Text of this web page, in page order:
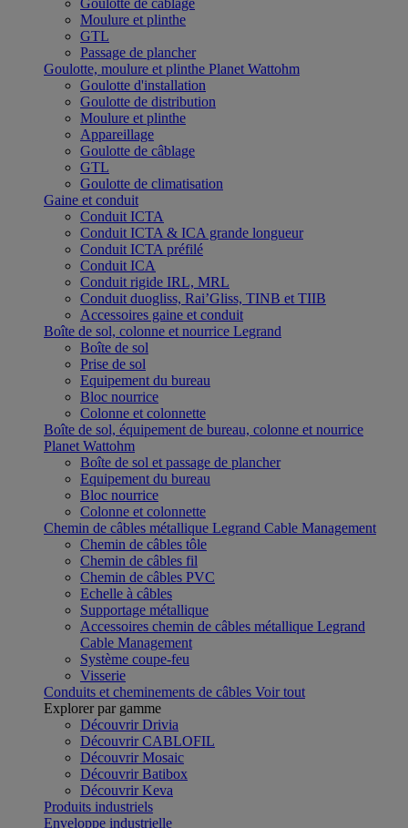
Goulotte de câblage
Moulure et plinthe
GTL
Passage de plancher
Goulotte, moulure et plinthe Planet Wattohm
Goulotte d'installation
Goulotte de distribution
Moulure et plinthe
Appareillage
Goulotte de câblage
GTL
Goulotte de climatisation
Gaine et conduit
Conduit ICTA
Conduit ICTA & ICA grande longueur
Conduit ICTA préfilé
Conduit ICA
Conduit rigide IRL, MRL
Conduit duogliss, Rai’Gliss, TINB et TIIB
Accessoires gaine et conduit
Boîte de sol, colonne et nourrice Legrand
Boîte de sol
Prise de sol
Equipement du bureau
Bloc nourrice
Colonne et colonnette
Boîte de sol, équipement de bureau, colonne et nourrice
Planet Wattohm
Boîte de sol et passage de plancher
Equipement du bureau
Bloc nourrice
Colonne et colonnette
Chemin de câbles métallique Legrand Cable Management
Chemin de câbles tôle
Chemin de câbles fil
Chemin de câbles PVC
Echelle à câbles
Supportage métallique
Accessoires chemin de câbles métallique Legrand
Cable Management
Système coupe-feu
Visserie
Conduits et cheminements de câbles Voir tout
Explorer par gamme
Découvrir Drivia
Découvrir CABLOFIL
Découvrir Mosaic
Découvrir Batibox
Découvrir Keva
Produits industriels
Enveloppe industrielle